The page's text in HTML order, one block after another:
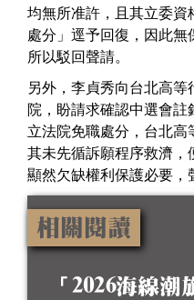
均無所准許，且其立委資
處分」逕予回復，因此無
所以駁回聲請。
另外，李貞秀向台北高
院，盼請求確認中選會
立法院免職處分，台北
其未先循訴願程序救濟，
顯然欠缺權利保護必要，
相關閱讀
「2026海線